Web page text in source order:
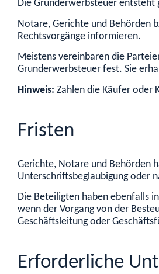
Die Grunderwerbsteuer entsteht
Notare, Gerichte und Behörden
Rechtsvorgänge informieren.
Meistens vereinbaren die
Grunderwerbsteuer fest. Sie
Hinweis: Zahlen die Käufer oder
Fristen
Gerichte, Notare und Behörden
Unterschriftsbeglaubigung oder
Die Beteiligten haben ebenfalls
wenn der Vorgang von der
Geschäftsleitung oder
Erforderliche